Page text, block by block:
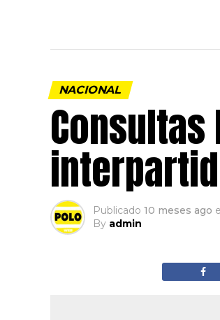
NACIONAL
Publicado 10 meses ago
By admin